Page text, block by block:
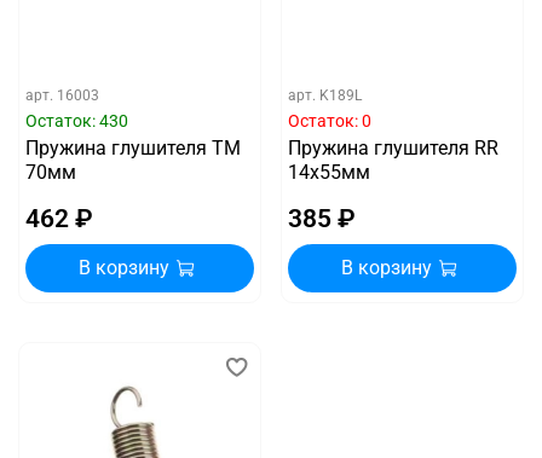
арт. 16003
Остаток: 430
Пружина глушителя ТМ
70мм
462 ₽
В корзину
арт. K189L
Остаток: 0
Пружина глушителя RR
14х55мм
385 ₽
В корзину